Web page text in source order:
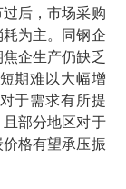
后，市场采购
为主。同钢企
企生产仍缺乏
期难以大幅增
于需求有所提
部分地区对于
格有望承压振